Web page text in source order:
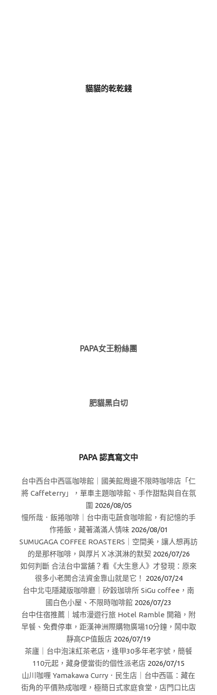
貓貓的乾乾錢
PAPA女王粉絲團
肥貓黑白切
PAPA 認真寫文中
台中西台中西區咖啡館｜國美館周邊不限時咖啡店「仁
將 Caffeterry」，單車主題咖啡館、手作甜點與自在氛
圍 2026/08/05
慢所哉．飯捲咖啡｜台中南屯蔬食咖啡館，有記憶的手
作捲飯，藏著滿滿人情味 2026/08/01
SUMUGAGA COFFEE ROASTERS｜空間美，讓人想再訪
的是那杯咖啡，與厚片Ｘ冰淇淋的默契 2026/07/26
如何判斷 合法台中當舖？看《大生意人》才發現：原來
很多小老闆合法資金靠山就是它！
2026/07/24
台中北屯隱藏版咖啡廳｜矽穀珈琲所 SiGu coffee，南
國白色小屋、不限時咖啡館 2026/07/23
台中住宿推薦｜城市漫遊行旅 Hotel Ramble 開箱，附
早餐、免費停車，距漢神洲際購物廣場10分鐘，鬧中取
靜高CP值飯店 2026/07/19
茶廬｜台中泡沫紅茶老店，逢甲30多年老字號，簡餐
110元起，藏身便當街的個性派老店 2026/07/15
山川咖喱 Yamakawa Curry．民生店｜台中西區：藏在
街角的平價熟成咖哩，極簡日式家庭食堂，店門口比店